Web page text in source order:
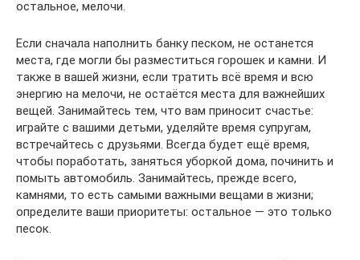
остальное, мелочи.
Если сначала наполнить банку песком, не останется
места, где могли бы разместиться горошек и камни. И
также в вашей жизни, если тратить всё время и всю
энергию на мелочи, не остаётся места для важнейших
вещей. Занимайтесь тем, что вам приносит счастье:
играйте с вашими детьми, уделяйте время супругам,
встречайтесь с друзьями. Всегда будет ещё время,
чтобы поработать, заняться уборкой дома, починить и
помыть автомобиль. Занимайтесь, прежде всего,
камнями, то есть самыми важными вещами в жизни;
определите ваши приоритеты: остальное — это только
песок.